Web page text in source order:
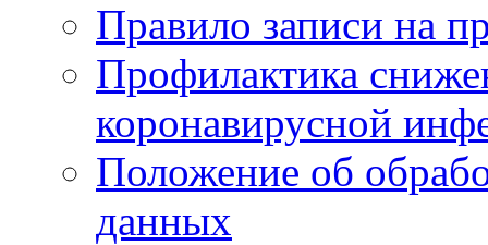
Правило записи на
Профилактика
коронавирусной
Положение об
данных